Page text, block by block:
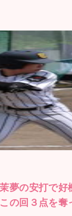
夢の安打で
回３点を奪